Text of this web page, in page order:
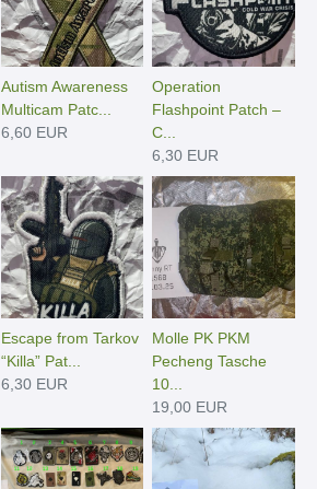
Autism Awareness
Multicam Patc...
6,60 EUR
Operation
Flashpoint Patch –
C...
6,30 EUR
Escape from Tarkov
“Killa” Pat...
6,30 EUR
Molle PK PKM
Pecheng Tasche
10...
19,00 EUR